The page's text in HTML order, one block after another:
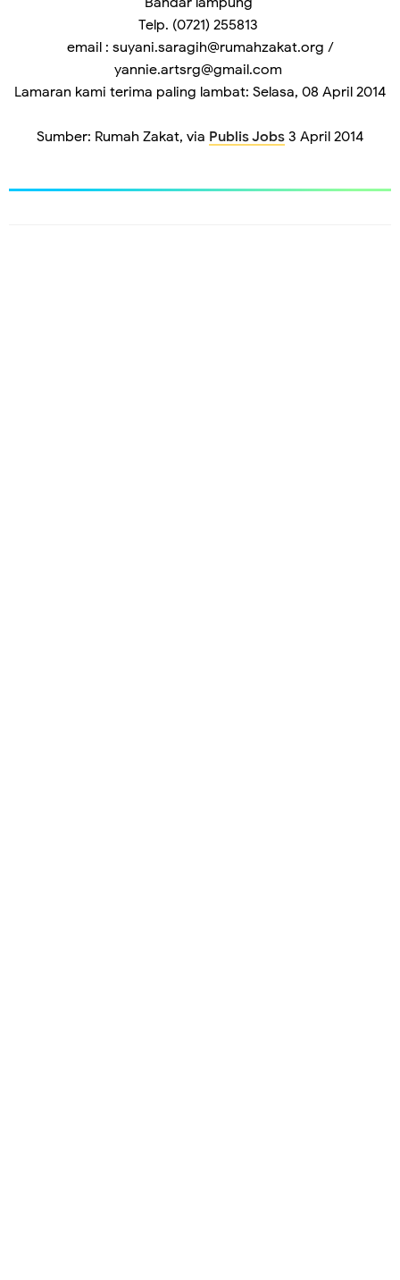
Telp. (0721) 255813
email : suyani.saragih@rumahzakat.org /
yannie.artsrg@gmail.com
Lamaran kami terima paling lambat: Selasa, 08 April 2014
Sumber: Rumah Zakat, via Publis Jobs 3 April 2014